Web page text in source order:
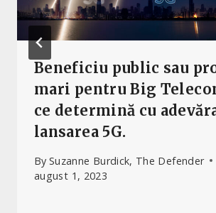
Beneficiu public sau
mari pentru Big
ce determină cu
lansarea 5G.
By Suzanne Burdick, The Defender
august 1, 2023